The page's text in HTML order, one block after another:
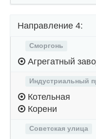
Направление 4:
Сморгонь
Агрегатный
Индустриальный
Котельная
Корени
Советская улица